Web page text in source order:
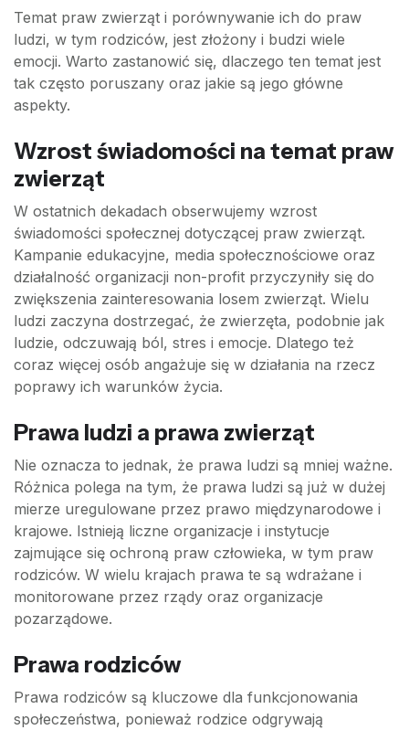
Temat praw zwierząt i porównywanie ich do praw
ludzi, w tym rodziców, jest złożony i budzi wiele
emocji. Warto zastanowić się, dlaczego ten temat jest
tak często poruszany oraz jakie są jego główne
aspekty.
Wzrost świadomości na temat praw
zwierząt
W ostatnich dekadach obserwujemy wzrost
świadomości społecznej dotyczącej praw zwierząt.
Kampanie edukacyjne, media społecznościowe oraz
działalność organizacji non-profit przyczyniły się do
zwiększenia zainteresowania losem zwierząt. Wielu
ludzi zaczyna dostrzegać, że zwierzęta, podobnie jak
ludzie, odczuwają ból, stres i emocje. Dlatego też
coraz więcej osób angażuje się w działania na rzecz
poprawy ich warunków życia.
Prawa ludzi a prawa zwierząt
Nie oznacza to jednak, że prawa ludzi są mniej ważne.
Różnica polega na tym, że prawa ludzi są już w dużej
mierze uregulowane przez prawo międzynarodowe i
krajowe. Istnieją liczne organizacje i instytucje
zajmujące się ochroną praw człowieka, w tym praw
rodziców. W wielu krajach prawa te są wdrażane i
monitorowane przez rządy oraz organizacje
pozarządowe.
Prawa rodziców
Prawa rodziców są kluczowe dla funkcjonowania
społeczeństwa, ponieważ rodzice odgrywają